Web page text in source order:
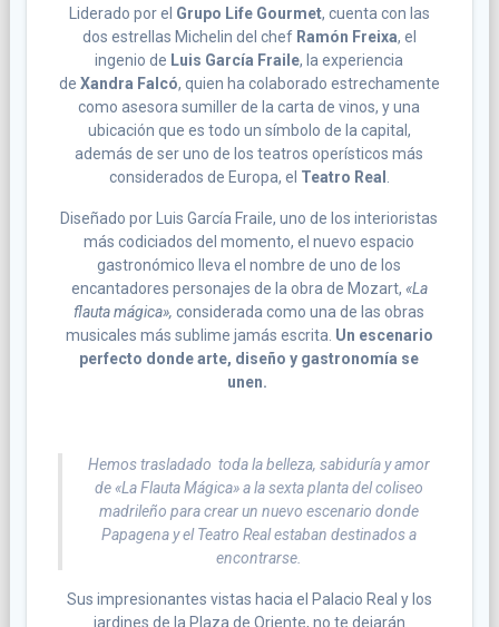
Liderado por el Grupo Life Gourmet, cuenta con las
dos estrellas Michelin del chef Ramón Freixa, el
ingenio de Luis García Fraile, la experiencia
de Xandra Falcó, quien ha colaborado estrechamente
como asesora sumiller de la carta de vinos, y una
ubicación que es todo un símbolo de la capital,
además de ser uno de los teatros operísticos más
considerados de Europa, el Teatro Real
Diseñado por Luis García Fraile, uno de los interioristas
más codiciados del momento, el nuevo espacio
gastronómico lleva el nombre de uno de los
encantadores personajes de la obra de Mozart, «La
flauta mágica», considerada como una de las obras
musicales más sublime jamás escrita. Un escenario
perfecto donde arte, diseño y gastronomía se
unen.
Hemos trasladado toda la belleza, sabiduría y amor
de «La Flauta Mágica»a la sexta planta del coliseo
madrileño para crear un nuevo escenario donde
Papagena y el Teatro Real estaban destinados a
encontrarse.
Sus impresionantes vistas hacia el Palacio Real y los
jardines de la Plaza de Oriente, no te dejarán